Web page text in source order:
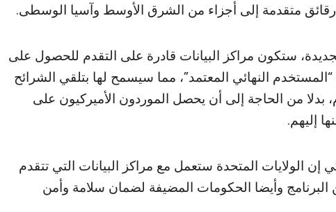
متقدمة إلى أجزاء من الشرق الأوسط وآسيا الوسطى.
ستكون مراكز البيانات قادرة على التقدم للحصول على
النهائي المعتمد”، مما سيسمح لها بتلقي الشرائح
من الحاجة إلى أن يحصل الموردون الأميركيون على
إليهم.
الولايات المتحدة ستعمل مع مراكز البيانات التي تتقدم
وأيضا الحكومات المضيفة لضمان سلامة وأمن